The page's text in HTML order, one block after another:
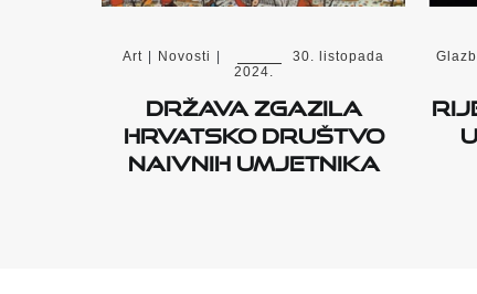
Art Novosti
30. listopada
2024.
DRŽAVA ZGAZILA
HRVATSKO DRUŠTVO
NAIVNIH UMJETNIKA